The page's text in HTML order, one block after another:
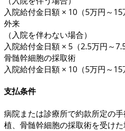
入院給付金日額 × 10 （5万円～15
外来
（入院を伴わない場合）
入院給付金日額 × 5 （2.5万円～
骨髄幹細胞の採取術
入院給付金日額 × 10 （5万円～15
支払条件
病院または診療所で約款所定の
植、骨髄幹細胞の採取術を受けた